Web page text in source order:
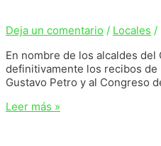
Deja un comentario / Locales /
En nombre de los alcaldes
definitivamente los recibos de
Gustavo Petro y al Congreso
Pumarejo
Leer más »